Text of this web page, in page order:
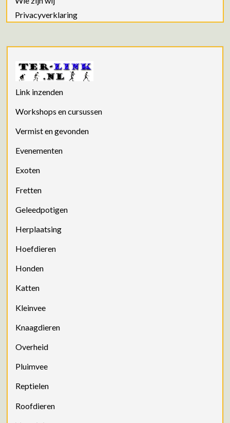
Privacyverklaring
Link inzenden
Workshops en cursussen
Vermist en gevonden
Evenementen
Exoten
Fretten
Geleedpotigen
Herplaatsing
Hoefdieren
Honden
Katten
Kleinvee
Knaagdieren
Overheid
Pluimvee
Reptielen
Roofdieren